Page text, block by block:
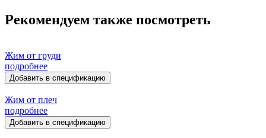
Рекомендуем также посмотреть
Жим от груди
подробнее
Добавить в спецификацию
Жим от плеч
подробнее
Добавить в спецификацию